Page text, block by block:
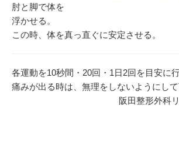
肘と脚で体を
浮かせる。
この時、体を真っ直ぐに安定させる。
各運動を10秒間・20回・1日2回を目安に
痛みが出る時は、無理をしないようにして
阪田整形外科